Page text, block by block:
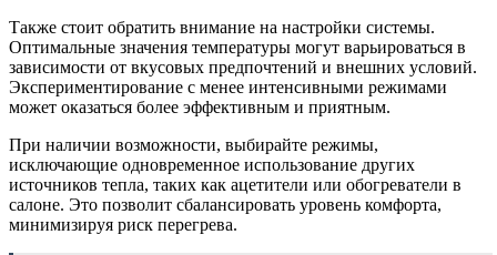
Также стоит обратить внимание на настройки системы.
Оптимальные значения температуры могут варьироваться в
зависимости от вкусовых предпочтений и внешних условий.
Экспериментирование с менее интенсивными режимами
может оказаться более эффективным и приятным.
При наличии возможности, выбирайте режимы,
исключающие одновременное использование других
источников тепла, таких как ацетители или обогреватели в
салоне. Это позволит сбалансировать уровень комфорта,
минимизируя риск перегрева.